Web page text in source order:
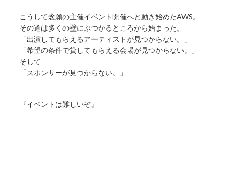
こうして念願の主催イベント開催へと動き始めたAWS。
その道は多くの壁にぶつかるところから始まった。
「出演してもらえるアーティストが見つからない。」
「希望の条件で貸してもらえる会場が見つからない。」
そして
「スポンサーが見つからない。」
『イベントは難しいぞ』